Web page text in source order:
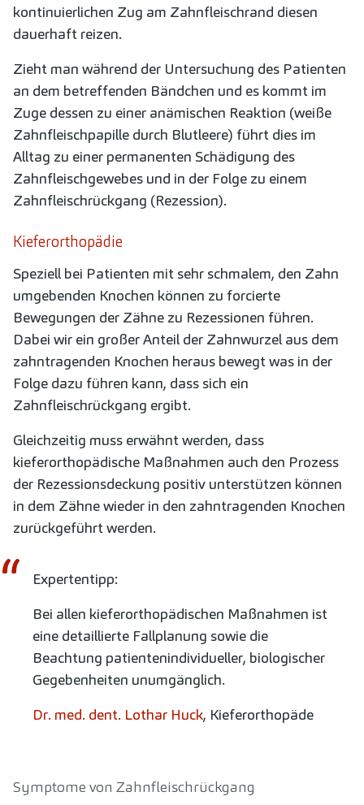
kontinuierlichen Zug am Zahnfleischrand diesen
dauerhaft reizen.
Zieht man während der Untersuchung des Patienten
an dem betreffenden Bändchen und es kommt im
Zuge dessen zu einer anämischen Reaktion (weiße
Zahnfleischpapille durch Blutleere) führt dies im
Alltag zu einer permanenten Schädigung des
Zahnfleischgewebes und in der Folge zu einem
Zahnfleischrückgang (Rezession).
Kieferorthopädie
Speziell bei Patienten mit sehr schmalem, den Zahn
umgebenden Knochen können zu forcierte
Bewegungen der Zähne zu Rezessionen führen.
Dabei wir ein großer Anteil der Zahnwurzel aus dem
zahntragenden Knochen heraus bewegt was in der
Folge dazu führen kann, dass sich ein
Zahnfleischrückgang ergibt.
Gleichzeitig muss erwähnt werden, dass
kieferorthopädische Maßnahmen auch den Prozess
der Rezessionsdeckung positiv unterstützen können
in dem Zähne wieder in den zahntragenden Knochen
zurückgeführt werden.
Expertentipp:
Bei allen kieferorthopädischen Maßnahmen ist
eine detaillierte Fallplanung sowie die
Beachtung patientenindividueller, biologischer
Gegebenheiten unumgänglich.
Dr. med. dent. Lothar Huck, Kieferorthopäde
Symptome von Zahnfleischrückgang